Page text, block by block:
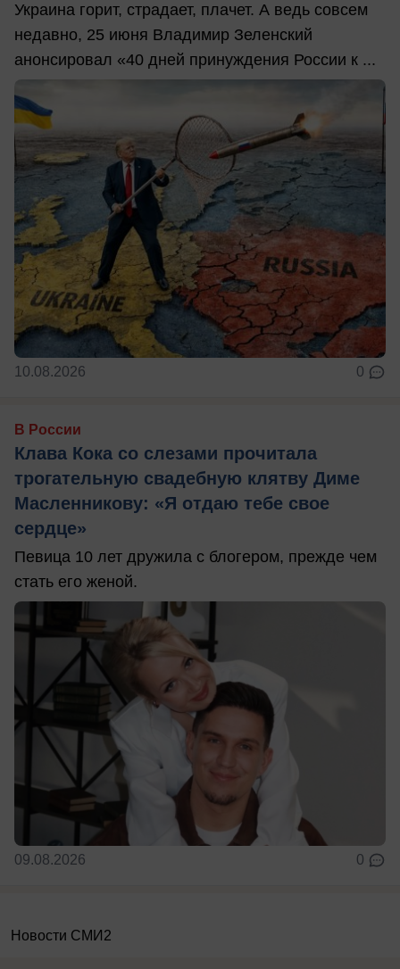
Украина горит, страдает, плачет. А ведь совсем
недавно, 25 июня Владимир Зеленский
анонсировал «40 дней принуждения России к ...
10.08.2026 0
В России
Клава Кока со слезами прочитала
трогательную свадебную клятву Диме
Масленникову: «Я отдаю тебе свое
сердце»
Певица 10 лет дружила с блогером, прежде чем
стать его женой.
09.08.2026 0
Новости СМИ2